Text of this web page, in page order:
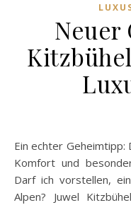
Neuer
Ein echter Geheimtipp: Die Kitzbühel Lodge bietet größten
Komfort und
Darf ich vorstellen,
Alpen? Juwel